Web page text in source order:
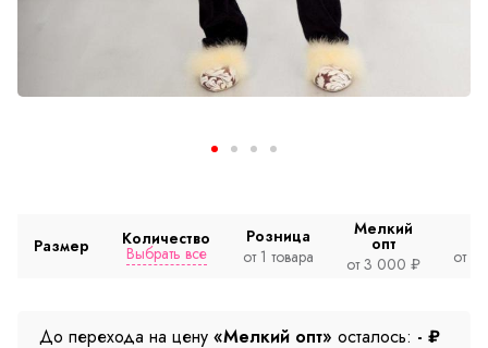
Размер Количество
Выбрать все
Розница
от 1 товара
Мелкий
опт
от 3 000 ₽
от
До перехода на цену «Мелкий опт» осталось: - ₽